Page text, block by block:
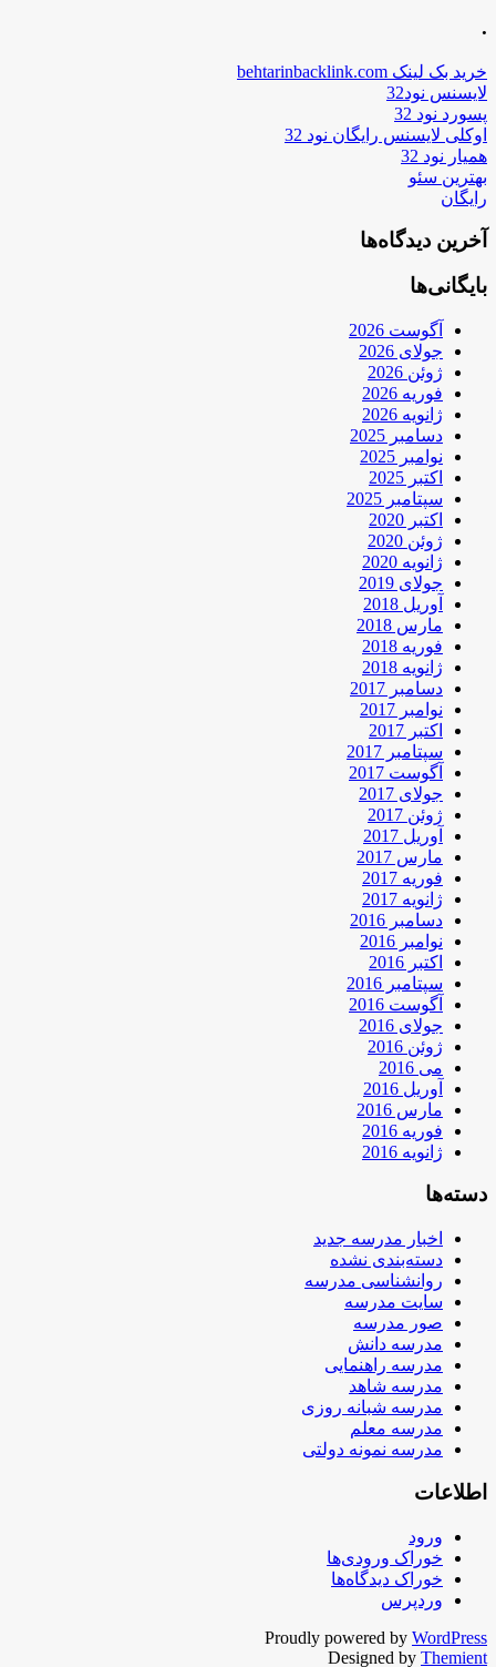
.
خرید بک لینک behtarinbacklink.com
لایسنس نود32
پسورد نود 32
اوکلی لایسنس رایگان نود 32
همیار نود 32
بهترین سئو
رایگان
آخرین دیدگاه‌ها
بایگانی‌ها
آگوست 2026
جولای 2026
ژوئن 2026
فوریه 2026
ژانویه 2026
دسامبر 2025
نوامبر 2025
اکتبر 2025
سپتامبر 2025
اکتبر 2020
ژوئن 2020
ژانویه 2020
جولای 2019
آوریل 2018
مارس 2018
فوریه 2018
ژانویه 2018
دسامبر 2017
نوامبر 2017
اکتبر 2017
سپتامبر 2017
آگوست 2017
جولای 2017
ژوئن 2017
آوریل 2017
مارس 2017
فوریه 2017
ژانویه 2017
دسامبر 2016
نوامبر 2016
اکتبر 2016
سپتامبر 2016
آگوست 2016
جولای 2016
ژوئن 2016
می 2016
آوریل 2016
مارس 2016
فوریه 2016
ژانویه 2016
دسته‌ها
اخبار مدرسه جدید
دسته‌بندی نشده
روانشناسی مدرسه
سایت مدرسه
صور مدرسه
مدرسه دانش
مدرسه راهنمایی
مدرسه شاهد
مدرسه شبانه روزی
مدرسه معلم
مدرسه نمونه دولتی
اطلاعات
ورود
خوراک ورودی‌ها
خوراک دیدگاه‌ها
وردپرس
Proudly powered by WordPress
Designed by Themient